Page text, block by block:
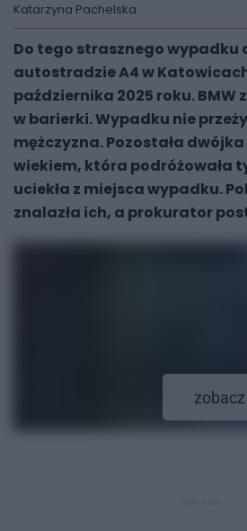
Katarzyna Pachelska
Do tego strasznego wypadku
autostradzie A4 w Katowicach
października 2025 roku. BMW
w barierki. Wypadku nie
mężczyzna. Pozostała
wiekiem, która podróżowała
uciekła z miejsca wypadku.
znalazła ich, a prokurator